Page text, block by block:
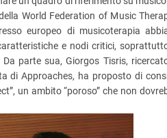
World Federation of Music
europeo di musicoterapia
e nodi critici,
parte sua, Giorgos Tisris,
di Approaches, ha proposto di
un ambito “poroso” che non